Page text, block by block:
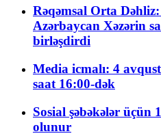
Rəqəmsal Orta Dəhliz:
Azərbaycan Xəzərin
birləşdirdi
Media icmalı: 4
saat 16:00-dək
Sosial şəbəkələr üçün
olunur